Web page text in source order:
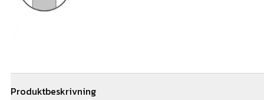
Produktbeskrivning